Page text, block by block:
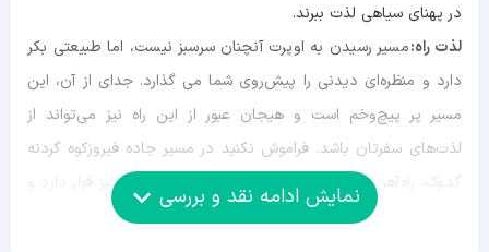
در پهنای سیاهی لذت ببرند.
لذت راه:مسیر رسیدن به اوپرت آنچنان سرسبز نیست، اما طبیعتی بکر
دارد و منظره‌ای دیدنی را پیش‌روی شما می گذارد. جدای از آن، این
مسیر پر پیچ‌و‌خم است و هیجان عبور از این راه نیز می‌تواند از
لذت‌های سفرتان باشد. فراموش نکنید در مسیر جاده فیروزکوه گردنه
گدوک، راه‌آهن شمال، پل ورسک و غار اسپهبد خورشید نیز قرار دارد و
می‌توان نگاهی به آن‌ها داشت.
نمایش ادامه نقد و بررسی